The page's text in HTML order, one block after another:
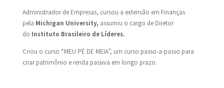
Administrador de Empresas, cursou a extensão em Finanças
pela Michigan University, assumiu o cargo de Diretor
do Instituto Brasileiro de Líderes.
Criou o curso “MEU PÉ DE MEIA”, um curso passo-a-passo para
criar patrimônio e renda passiva em longo prazo.